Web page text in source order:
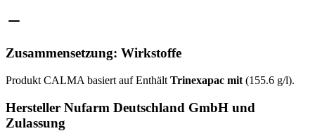
Zusammensetzung: Wirkstoffe
Produkt CALMA basiert auf Enthält Trinexapac mit (155.6 g/l).
Hersteller Nufarm Deutschland GmbH und
Zulassung